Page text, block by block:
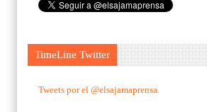
TimeLine Twitter
Tweets por el @elsajamaprensa.